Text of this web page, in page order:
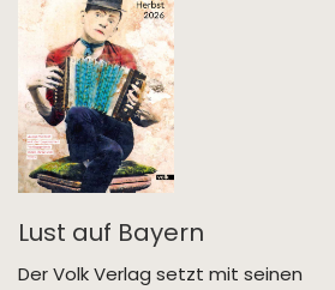
Lust auf Bayern
Der Volk Verlag setzt mit seinen